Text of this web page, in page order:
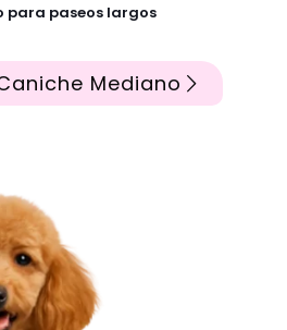
para paseos largos
Mediano